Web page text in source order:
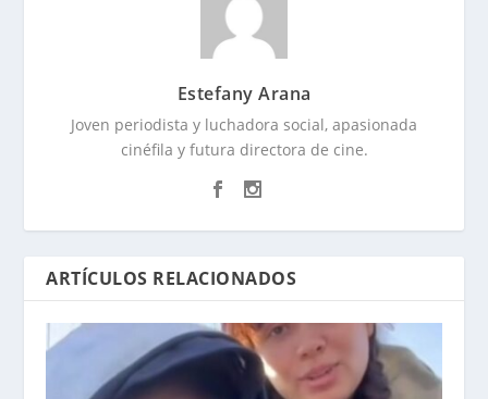
Estefany Arana
Joven periodista y luchadora social, apasionada
cinéfila y futura directora de cine.
ARTÍCULOS RELACIONADOS